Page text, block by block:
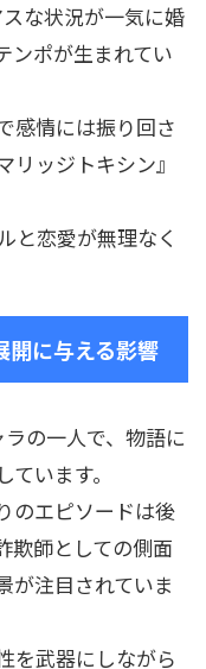
な状況が一気に婚
ンポが生まれてい
感情には振り回さ
ッジトキシン』
と恋愛が無理なく
開に与える影響
の一人で、物語に
います。
のエピソードは後
欺師としての側面
が注目されていま
を武器にしながら